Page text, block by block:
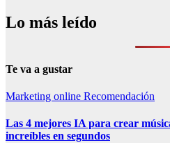
Lo más leído
Te va a gustar
Marketing online Recomendación
Las 4 mejores IA para crear
increíbles en segundos